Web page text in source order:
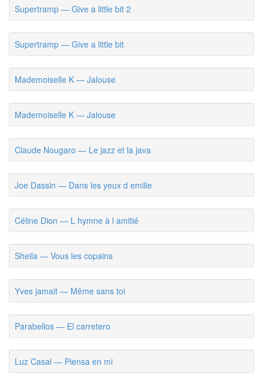
Supertramp — Give a little bit 2
Supertramp — Give a little bit
Mademoiselle K — Jalouse
Mademoiselle K — Jalouse
Claude Nougaro — Le jazz et la java
Joe Dassin — Dans les yeux d emilie
Céline Dion — L hymne à l amitié
Sheila — Vous les copains
Yves jamait — Même sans toi
Parabellos — El carretero
Luz Casal — Piensa en mi